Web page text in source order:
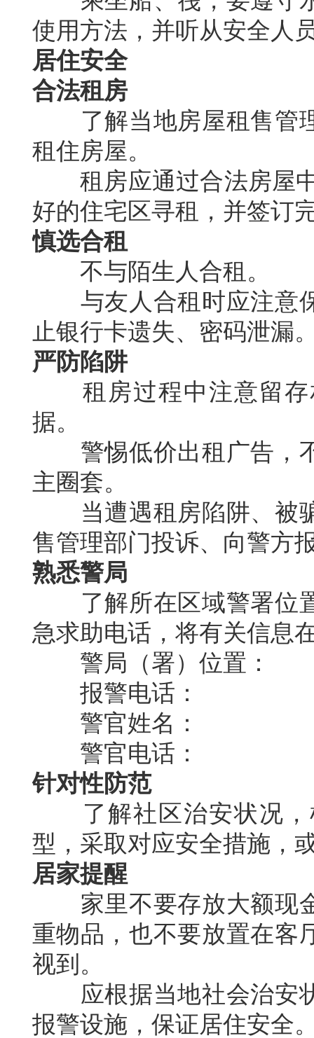
使用方法，并听从安全人
居住安全
合法租房
了解当地房屋租售管理
租住房屋。
租房应通过合法房屋中
好的住宅区寻租，并签订
慎选合租
不与陌生人合租。
与友人合租时应注意保
止银行卡遗失、密码泄漏
严防陷阱
租房过程中注意留存
据。
警惕低价出租广告，不
主圈套。
当遭遇租房陷阱、被骗
售管理部门投诉、向警方
熟悉警局
了解所在区域警署位置
急求助电话，将有关信息
警局（署）位置：
报警电话：
警官姓名：
警官电话：
针对性防范
了解社区治安状况，
型，采取对应安全措施，
居家提醒
家里不要存放大额现金
重物品，也不要放置在客
视到。
应根据当地社会治安状
报警设施，保证居住安全